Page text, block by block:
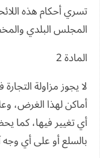
تسري أحكام هذه
المجلس البلدي
المادة 2
لا يجوز مزاولة
أماكن لهذا الغرض،
أي تغيير فيها،
بالسلع أو على أي